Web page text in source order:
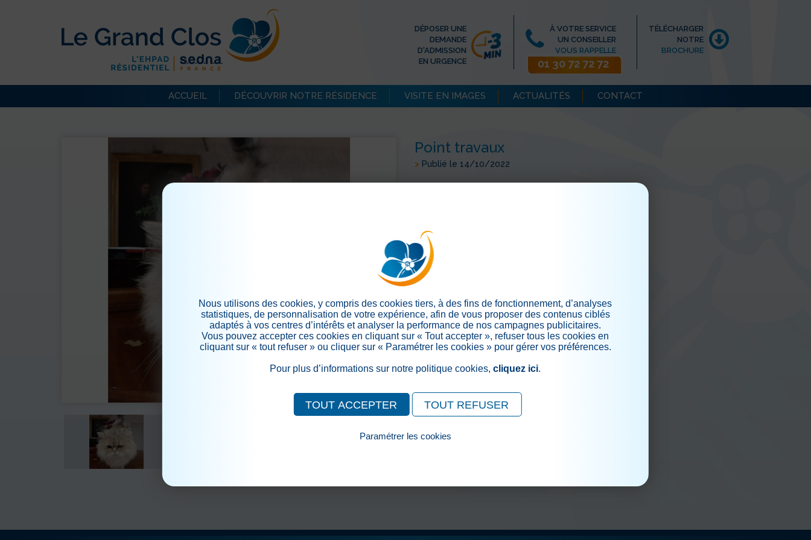
DÉPOSER UNE
DEMANDE
D'ADMISSION
EN URGENCE
À VOTRE SERVICE
UN CONSEILLER
VOUS RAPPELLE
01 30 72 72 72
TÉLÉCHARGER
NOTRE
BROCHURE
ACCUEIL DÉCOUVRIR NOTRE RÉSIDENCE VISITE EN IMAGES ACTUALITÉS CONTACT
Point travaux
> Publié le 14/10/2022
> Retour aux actualités
Partager sur les réseaux sociaux
Nous utilisons des cookies, y compris des cookies tiers, à des fins de fonctionnement, d’analyses
statistiques, de personnalisation de votre expérience, afin de vous proposer des contenus ciblés
adaptés à vos centres d’intérêts et analyser la performance de nos campagnes publicitaires.
Vous pouvez accepter ces cookies en cliquant sur « Tout accepter », refuser tous les cookies en
cliquant sur « tout refuser » ou cliquer sur « Paramétrer les cookies » pour gérer vos préférences.
Pour plus d’informations sur notre politique cookies,cliquez ici.
TOUT ACCEPTER TOUT REFUSER
Paramétrer les cookies